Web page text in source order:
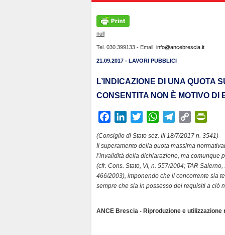
null
Tel. 030.399133 - Email: info@ancebrescia.it
21.09.2017 - LAVORI PUBBLICI
L’INDICAZIONE DI UNA QUOTA
CONSENTITA NON È MOTIVO DI
c
e
b
o
o
n
k
e
d
I
i
t
t
e
r
W
a
t
s
A
p
l
e
g
r
a
C
p
y
L
i
n
i
n
t
F
r
e
(Consiglio di Stato sez. III 18/7/2017 n. 3541)
Il superamento della quota massima
l’invalidità della dichiarazione, ma comunque
(cfr. Cons. Stato, VI, n. 557/2004; TAR
466/2003), imponendo che il concorrente sia
sempre che sia in possesso dei requisiti a ciò
ANCE Brescia - Riproduzione e utilizzazione